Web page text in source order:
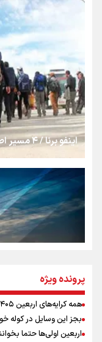
رسانه
روایت
از طلوع
جمله‌ای
تهران
سه
نگاه
اینفو برنا / ۴ مسیر اصلی پیاده روی اربعین در عراق
اینفو برنا /
پرونده ویژه
همه کرایه‌های اربعین ۱۴۰۵ از مرز تا نجف و کربلا
بجز این وسایل در کوله خود برای
اربعین اولی‌ها حتما